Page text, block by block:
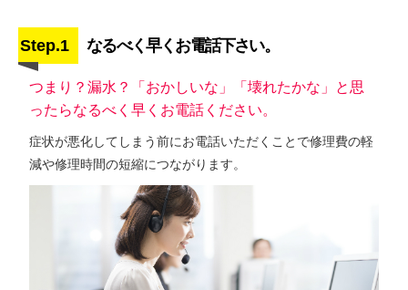
Step.1 なるべく早くお電話下さい。
つまり？漏水？「おかしいな」「壊れたかな」と思
ったらなるべく早くお電話ください。
症状が悪化してしまう前にお電話いただくことで修理費の軽
減や修理時間の短縮につながります。